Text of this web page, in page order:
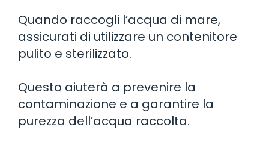
Quando raccogli l’acqua di mare,
assicurati di utilizzare un contenitore
pulito e sterilizzato.
Questo aiuterà a prevenire la
contaminazione e a garantire la
purezza dell’acqua raccolta.